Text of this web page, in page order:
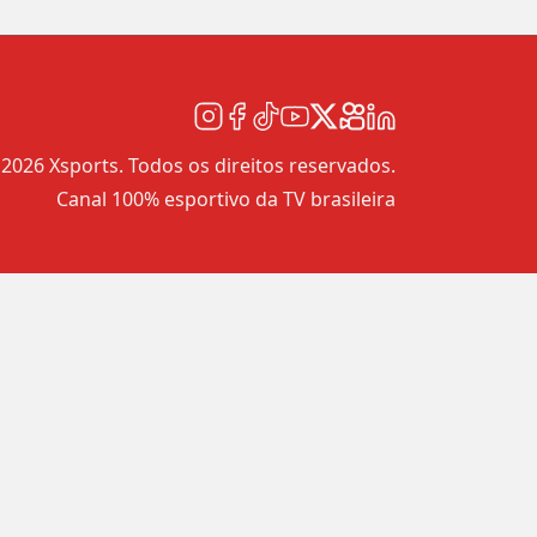
Xsports. Todos os direitos reservados.
Canal 100% esportivo da TV brasileira